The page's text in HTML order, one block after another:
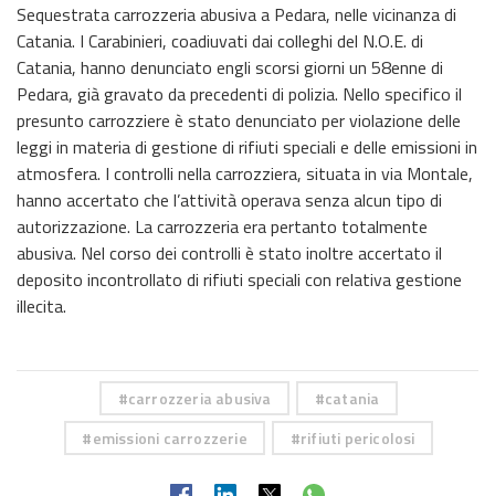
Sequestrata carrozzeria abusiva a Pedara, nelle vicinanza di
Catania. I Carabinieri, coadiuvati dai colleghi del N.O.E. di
Catania, hanno denunciato engli scorsi giorni un 58enne di
Pedara, già gravato da precedenti di polizia. Nello specifico il
presunto carrozziere è stato denunciato per violazione delle
leggi in materia di gestione di rifiuti speciali e delle emissioni in
atmosfera. I controlli nella carrozziera, situata in via Montale,
hanno accertato che l’attività operava senza alcun tipo di
autorizzazione. La carrozzeria era pertanto totalmente
abusiva. Nel corso dei controlli è stato inoltre accertato il
deposito incontrollato di rifiuti speciali con relativa gestione
illecita.
carrozzeria abusiva
catania
emissioni carrozzerie
rifiuti pericolosi